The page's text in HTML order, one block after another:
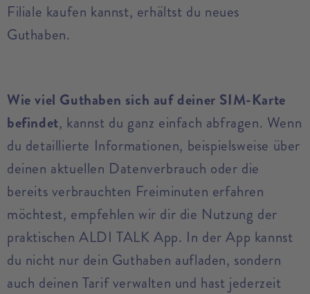
Filiale kaufen kannst, erhältst du neues
Guthaben.
Wie viel Guthaben sich auf deiner SIM-Karte
befindet, kannst du ganz einfach abfragen. Wenn
du detaillierte Informationen, beispielsweise über
deinen aktuellen Datenverbrauch oder die
bereits verbrauchten Freiminuten erfahren
möchtest, empfehlen wir dir die Nutzung der
praktischen ALDI TALK App. In der App kannst
du nicht nur dein Guthaben aufladen, sondern
auch deinen Tarif verwalten und hast jederzeit